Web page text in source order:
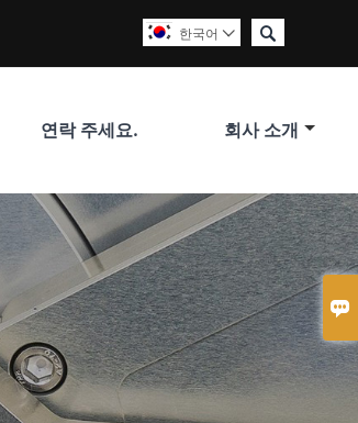


한국어 
연락 주세요. 회사 소개